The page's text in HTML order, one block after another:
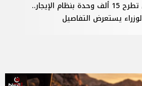
الإسكان تطرح 15 ألف وحدة بنظام الإيجار..
يستعرض التفاصيل